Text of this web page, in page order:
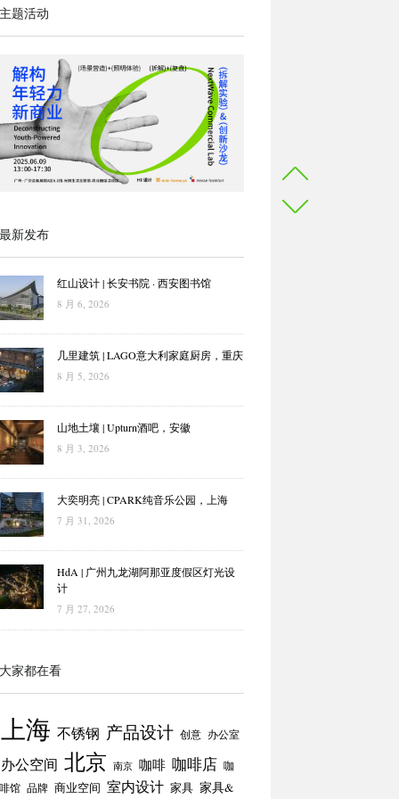
题活动
新发布
红山设计 | 长安书院 · 西安图书馆
8 月 6, 2026
几里建筑 | LAGO意大利家庭厨房，重庆
8 月 5, 2026
山地土壤 | Upturn酒吧，安徽
8 月 3, 2026
大奕明亮 | CPARK纯音乐公园，上海
7 月 31, 2026
HdA | 广州九龙湖阿那亚度假区灯光设
计
7 月 27, 2026
家都在看
上海 不锈钢 产品设计 创意 办公室
办公空间 北京 南京 咖啡 咖啡店 咖
馆 品牌 商业空间 室内设计 家具 家具&